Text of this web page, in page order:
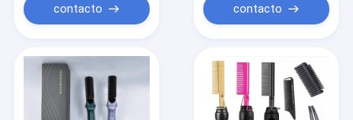
Produtos
Sobre nós
contacto contacto